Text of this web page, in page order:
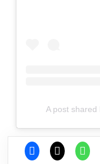
A post